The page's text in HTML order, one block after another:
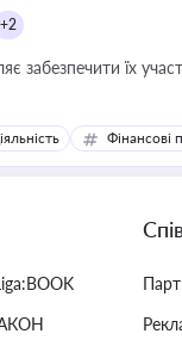
+2
забезпечити їх
Фінансові